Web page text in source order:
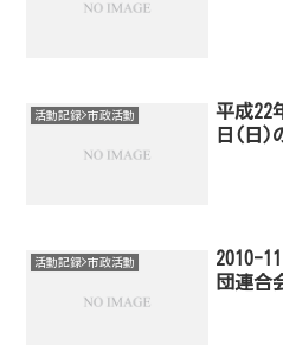
活動記録>市政活動
平成22
日(日)
活動記録>市政活動
2010-
団連合